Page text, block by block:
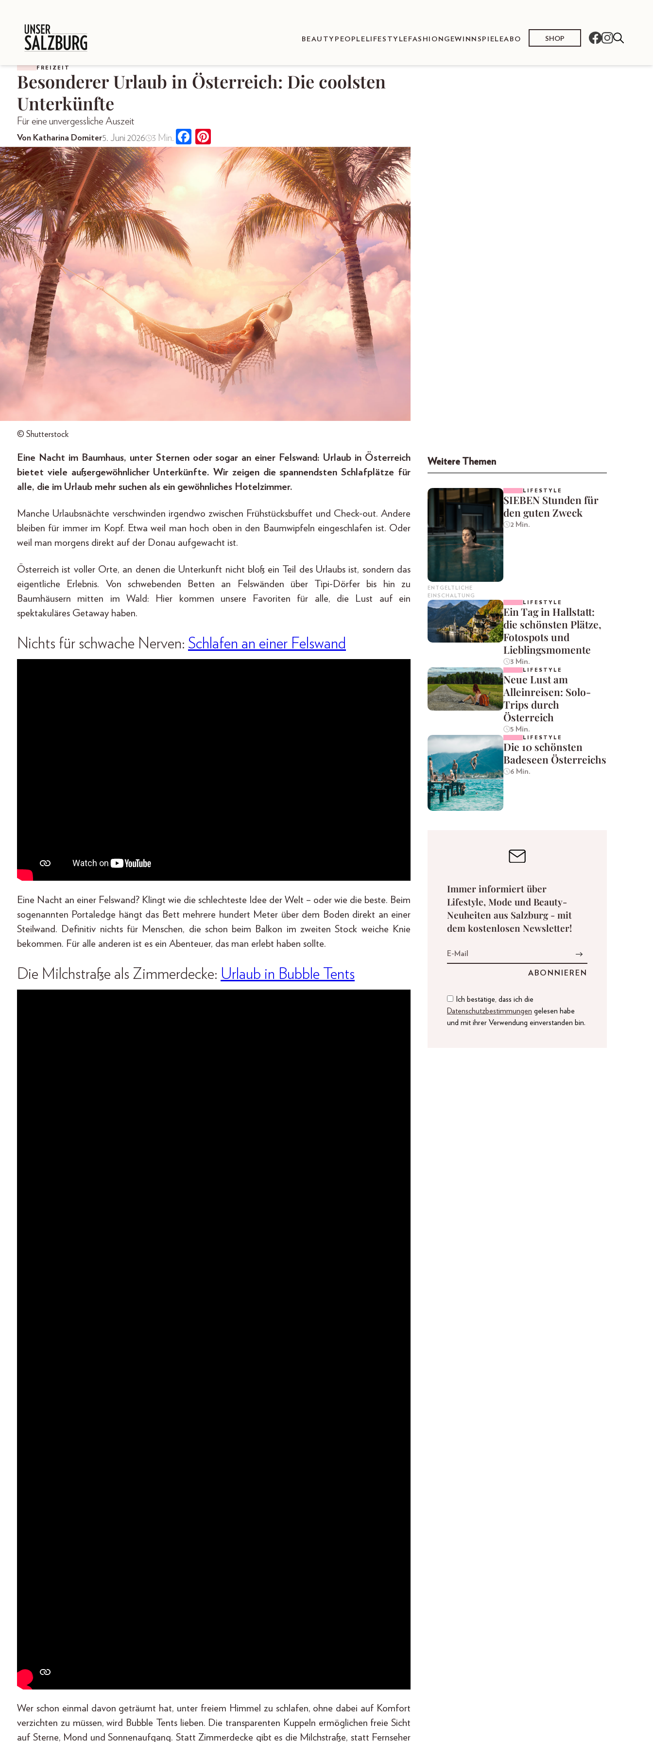
BEAUTY PEOPLE LIFESTYLE FASHION GEWINNSPIELEABO SHOP
FREIZEIT
Besonderer Urlaub in Österreich: Die coolsten
Unterkünfte
Für eine unvergessliche Auszeit
Von Katharina Domiter5. Juni 2026 3 Min.
© Shutterstock
Eine Nacht im Baumhaus, unter Sternen oder sogar an einer Felswand: Urlaub in Österreich
bietet viele außergewöhnlicher Unterkünfte. Wir zeigen die spannendsten Schlafplätze für
alle, die im Urlaub mehr suchen als ein gewöhnliches Hotelzimmer.
Manche Urlaubsnächte verschwinden irgendwo zwischen Frühstücksbuffet und Check-out. Andere
bleiben für immer im Kopf. Etwa weil man hoch oben in den Baumwipfeln eingeschlafen ist. Oder
weil man morgens direkt auf der Donau aufgewacht ist.
Österreich ist voller Orte, an denen die Unterkunft nicht bloß ein Teil des Urlaubs ist, sondern das
eigentliche Erlebnis. Von schwebenden Betten an Felswänden über Tipi-Dörfer bis hin zu
Baumhäusern mitten im Wald: Hier kommen unsere Favoriten für alle, die Lust auf ein
spektakuläres Getaway haben.
Nichts für schwache Nerven: Schlafen an einer Felswand
Eine Nacht an einer Felswand? Klingt wie die schlechteste Idee der Welt – oder wie die beste. Beim
sogenannten Portaledge hängt das Bett mehrere hundert Meter über dem Boden direkt an einer
Steilwand. Definitiv nichts für Menschen, die schon beim Balkon im zweiten Stock weiche Knie
bekommen. Für alle anderen ist es ein Abenteuer, das man erlebt haben sollte.
Die Milchstraße als Zimmerdecke: Urlaub in Bubble Tents
Wer schon einmal davon geträumt hat, unter freiem Himmel zu schlafen, ohne dabei auf Komfort
verzichten zu müssen, wird Bubble Tents lieben. Die transparenten Kuppeln ermöglichen freie Sicht
auf Sterne, Mond und Sonnenaufgang. Statt Zimmerdecke gibt es die Milchstraße, statt Fernseher
Weitere Themen
ENTGELTLICHE
EINSCHALTUNG
LIFESTYLE
SIEBEN Stunden für
den guten Zweck
2 Min.
LIFESTYLE
Ein Tag in Hallstatt:
die schönsten Plätze,
Fotospots und
Lieblingsmomente
3 Min.
LIFESTYLE
Neue Lust am
Alleinreisen: Solo-
Trips durch
Österreich
5 Min.
LIFESTYLE
Die 10 schönsten
Badeseen Österreichs
6 Min.
Immer informiert über
Lifestyle, Mode und Beauty-
Neuheiten aus Salzburg - mit
dem kostenlosen Newsletter!
Ich bestätige, dass ich die
Datenschutzbestimmungen gelesen habe
und mit ihrer Verwendung einverstanden bin.